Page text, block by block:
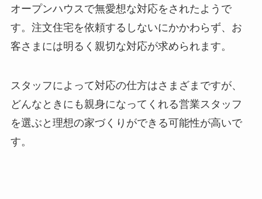
オープンハウスで無愛想な対応をされたようで
す。注文住宅を依頼するしないにかかわらず、お
客さまには明るく親切な対応が求められます。
スタッフによって対応の仕方はさまざまですが、
どんなときにも親身になってくれる営業スタッフ
を選ぶと理想の家づくりができる可能性が高いで
す。